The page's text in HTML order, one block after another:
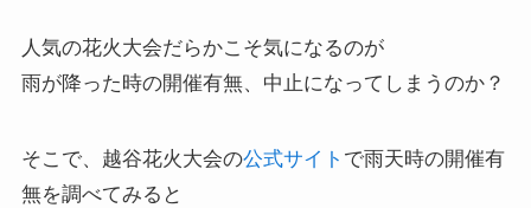
人気の花火大会だらかこそ気になるのが
雨が降った時の開催有無、中止になってしまうのか？
そこで、越谷花火大会の公式サイト で雨天時の開催有
無を調べてみると